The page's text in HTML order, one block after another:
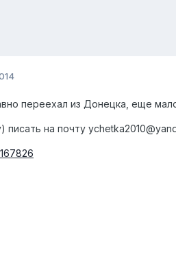
переехал из Донецка, еще
писать на почту